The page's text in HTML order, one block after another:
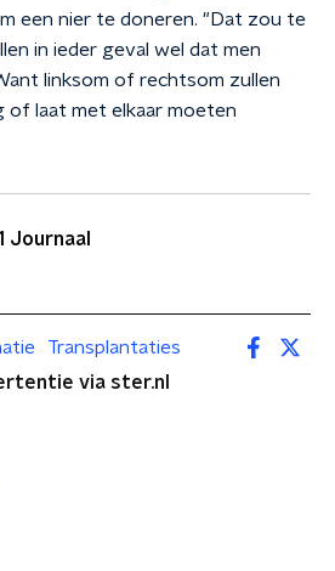
een nier te doneren. "Dat zou te
in ieder geval wel dat men
linksom of rechtsom zullen
of laat met elkaar moeten
Journaal
Transplantaties
via ster.nl